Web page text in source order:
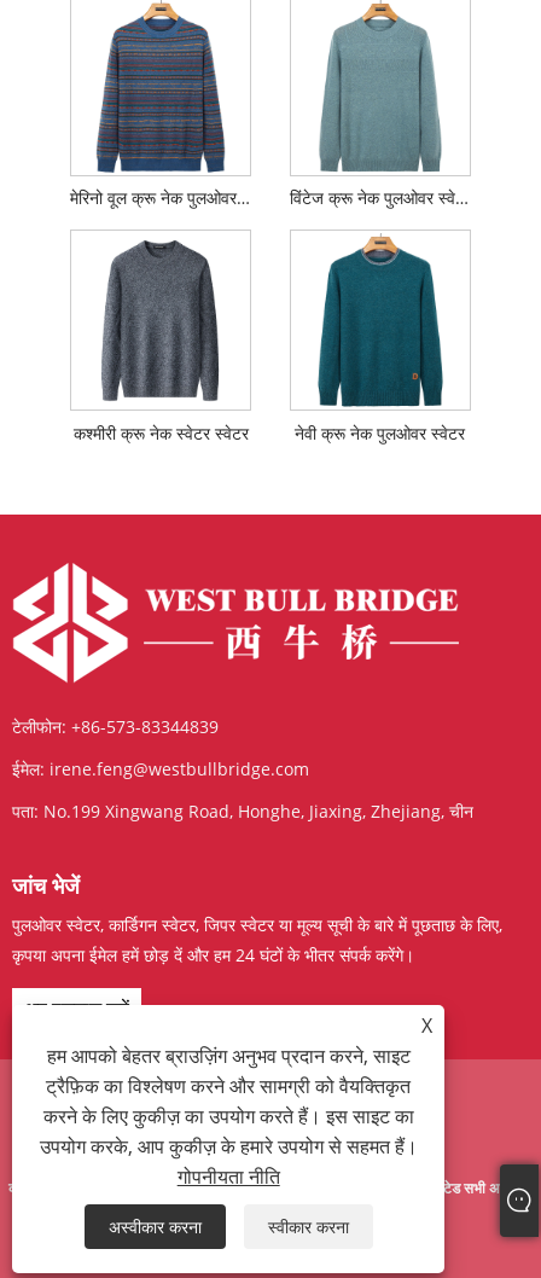
मेरिनो वूल क्रू नेक पुलओवर स्वेटर विंटेज क्रू नेक पुलओवर स्वेटर
कश्मीरी क्रू नेक स्वेटर स्वेटर नेवी क्रू नेक पुलओवर स्वेटर
टेलीफोन: +86-573-83344839
ईमेल: irene.feng@westbullbridge.com
पता: No.199 Xingwang Road, Honghe, Jiaxing, Zhejiang, चीन
जांच भेजें
पुलओवर स्वेटर, कार्डिगन स्वेटर, जिपर स्वेटर या मूल्य सूची के बारे में पूछताछ के लिए,
कृपया अपना ईमेल हमें छोड़ दें और हम 24 घंटों के भीतर संपर्क करेंगे।
अब पूछताछ करें
Links Sitemap RSS XML गोपनीयता नीति
कॉपीराइट © 2024 वेस्ट बुल ब्रिज (झेजियांग) आयात और निर्यात व्यापार कंपनी, लिमिटेड सभी अधिकार
सुरक्षित।
X
हम आपको बेहतर ब्राउज़िंग अनुभव प्रदान करने, साइट
ट्रैफ़िक का विश्लेषण करने और सामग्री को वैयक्तिकृत
करने के लिए कुकीज़ का उपयोग करते हैं। इस साइट का
उपयोग करके, आप कुकीज़ के हमारे उपयोग से सहमत हैं।
गोपनीयता नीति
अस्वीकार करना स्वीकार करना